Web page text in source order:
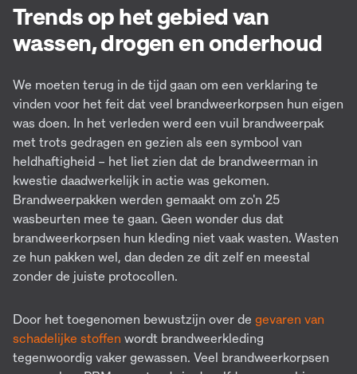
Trends op het gebied van
wassen, drogen en onderhoud
We moeten terug in de tijd gaan om een verklaring te
vinden voor het feit dat veel brandweerkorpsen hun eigen
was doen. In het verleden werd een vuil brandweerpak
met trots gedragen en gezien als een symbool van
heldhaftigheid – het liet zien dat de brandweerman in
kwestie daadwerkelijk in actie was gekomen.
Brandweerpakken werden gemaakt om zo'n 25
wasbeurten mee te gaan. Geen wonder dus dat
brandweerkorpsen hun kleding niet vaak wasten. Wasten
ze hun pakken wel, dan deden ze dit zelf en meestal
zonder de juiste protocollen.
Door het toegenomen bewustzijn over de gevaren van
schadelijke stoffen wordt brandweerkleding
tegenwoordig vaker gewassen. Veel brandweerkorpsen